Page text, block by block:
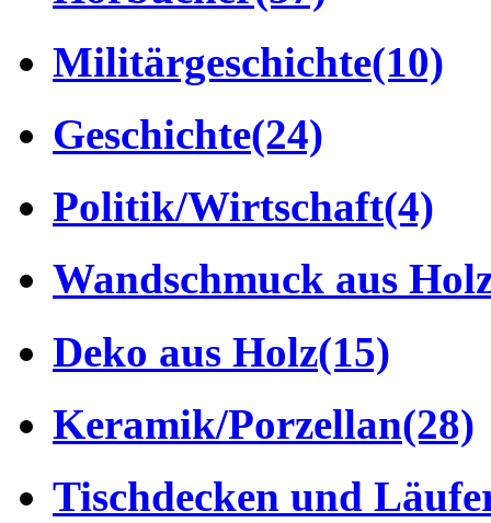
Militärgeschichte(10)
Geschichte(24)
Politik/Wirtschaft(4)
Wandschmuck aus
Deko aus Holz(15)
Keramik/Porzellan(28)
Tischdecken und